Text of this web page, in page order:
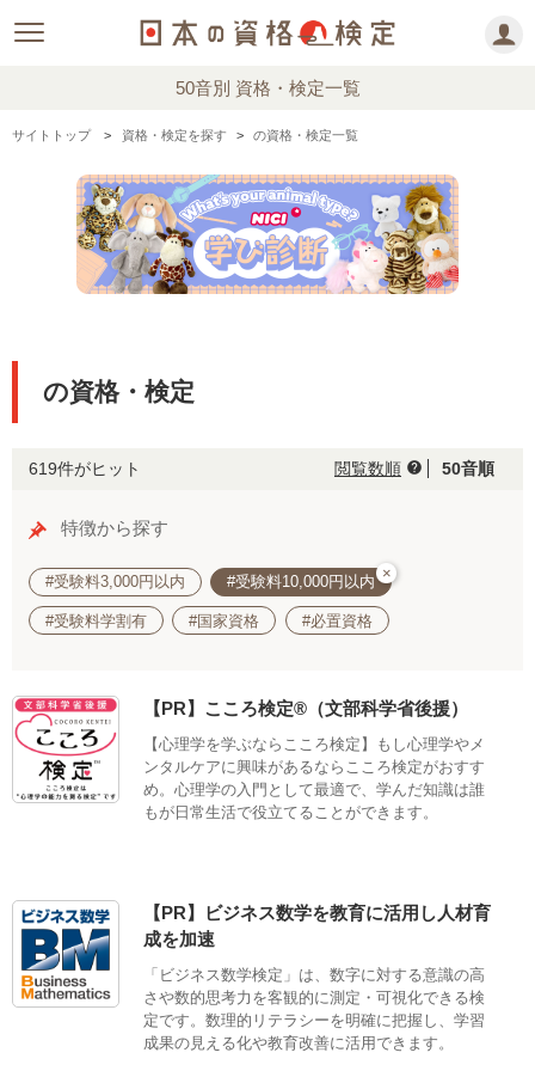
50音別 資格・検定一覧
サイトトップ 資格・検定を探す の資格・検定一覧
の資格・検定
619件がヒット 閲覧数順 help 50音順
特徴から探す
#受験料3,000円以内 #受験料10,000円以内
×
#受験料学割有 #国家資格 #必置資格
【PR】こころ検定®（文部科学省後援）
【心理学を学ぶならこころ検定】もし心理学やメ
ンタルケアに興味があるならこころ検定がおすす
め。心理学の入門として最適で、学んだ知識は誰
もが日常生活で役立てることができます。
【PR】ビジネス数学を教育に活用し人材育
成を加速
「ビジネス数学検定」は、数字に対する意識の高
さや数的思考力を客観的に測定・可視化できる検
定です。数理的リテラシーを明確に把握し、学習
成果の見える化や教育改善に活用できます。